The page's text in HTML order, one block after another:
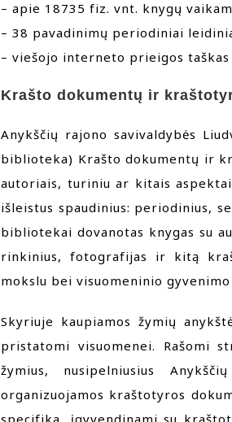
– apie 18735 fiz. vnt. knygų
– 38 pavadinimų periodiniai
– viešojo interneto prieigos
Krašto dokumentų ir
Anykščių rajono savivaldybės
biblioteka) Krašto dokumentų ir
autoriais, turiniu ar kitais
išleistus spaudinius: periodinius,
bibliotekai dovanotas knygas su
rinkinius, fotografijas ir kitą
mokslu bei visuomeninio
Skyriuje kaupiamos žymių
pristatomi visuomenei. Rašomi
žymius, nusipelniusius
organizuojamos kraštotyros